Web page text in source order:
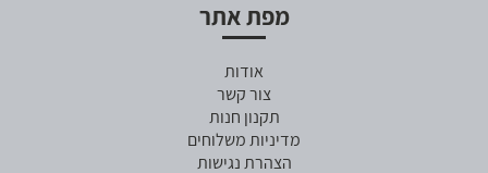
מפת אתר
אודות
צור קשר
תקנון חנות
מדיניות משלוחים
הצהרת נגישות